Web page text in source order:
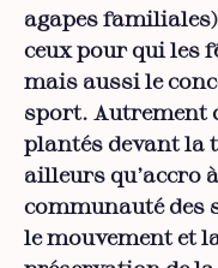
agapes
ceux pour qui les
mais aussi le
sport. Autrement
plantés devant la
ailleurs qu’accro
communauté des
le mouvement et